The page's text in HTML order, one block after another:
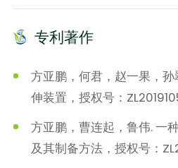
专利著作
方亚鹏，何君，赵一果，
伸装置，授权号：
方亚鹏，曹连起，鲁伟. 一
及其制备方法，授权号：